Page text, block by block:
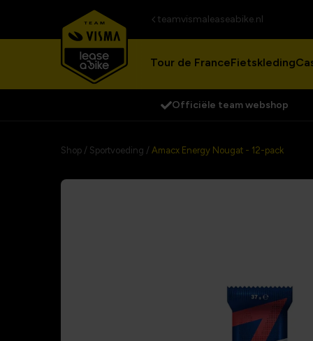
teamvismaleaseabike.nl
Tour de FranceFietskleding
Officiële team webshop
Shop / Sportvoeding / Amacx Energy Nougat - 12-pack